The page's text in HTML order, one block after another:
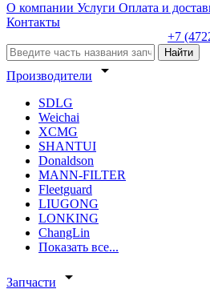
О компании Услуги Оплата и
Контакты
+7
Найти
Производители arrow_drop_down
SDLG
Weichai
XCMG
SHANTUI
Donaldson
MANN-FILTER
Fleetguard
LIUGONG
LONKING
ChangLin
Показать все...
Запчасти arrow_drop_down